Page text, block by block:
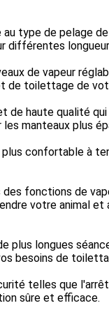
type de pelage
différentes
de vapeur
de toilettage de
de haute qualité
manteaux plus
plus confortable à
fonctions de
votre animal
plus longues
besoins de
telles que
sûre et efficace.